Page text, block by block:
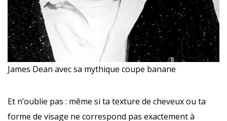
James Dean avec sa mythique coupe banane
Et n’oublie pas : même si ta texture de cheveux ou ta
forme de visage ne correspond pas exactement à